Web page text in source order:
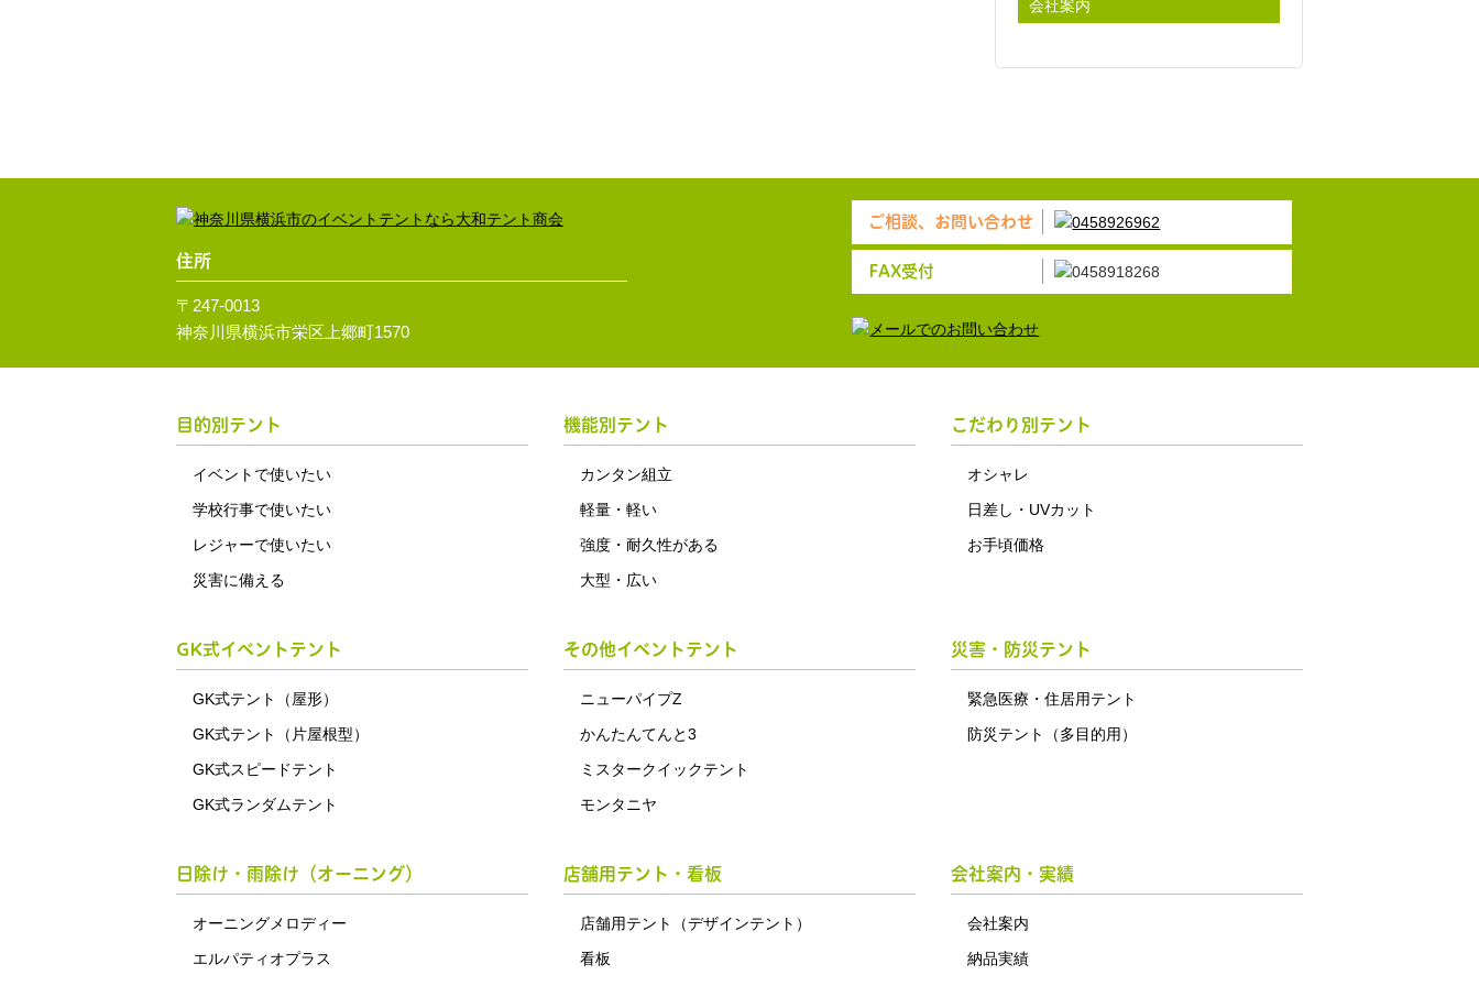
会社案内
住所
〒247-0013
神奈川県横浜市栄区上郷町1570
ご相談、お問い合わせ
FAX受付
目的別テント
イベントで使いたい
学校行事で使いたい
レジャーで使いたい
災害に備える
機能別テント
カンタン組立
軽量・軽い
強度・耐久性がある
大型・広い
こだわり別テント
オシャレ
日差し・UVカット
お手頃価格
GK式イベントテント
GK式テント（屋形）
GK式テント（片屋根型）
GK式スピードテント
GK式ランダムテント
その他イベントテント
ニューパイプZ
かんたんてんと3
ミスタークイックテント
モンタニヤ
災害・防災テント
緊急医療・住居用テント
防災テント（多目的用）
日除け・雨除け（オーニング）
オーニングメロディー
エルパティオプラス
店舗用テント・看板
店舗用テント（デザインテント）
看板
会社案内・実績
会社案内
納品実績